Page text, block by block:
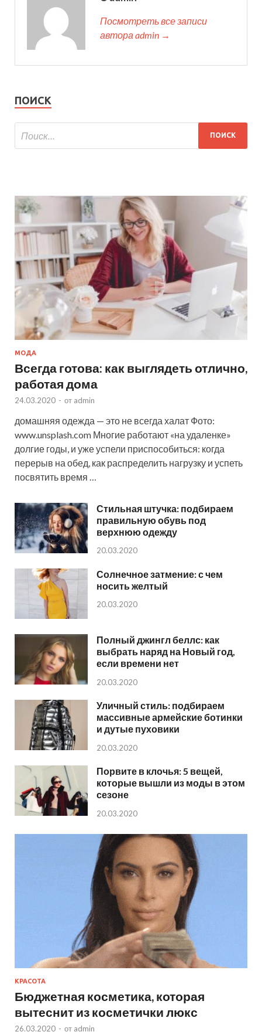
Посмотреть все записи
автора admin →
ПОИСК
МОДА
Всегда готова: как выглядеть отлично,
работая дома
24.03.2020 - от admin
домашняя одежда — это не всегда халат Фото:
www.unsplash.com Многие работают «на удаленке»
долгие годы, и уже успели приспособиться: когда
перерыв на обед, как распределить нагрузку и успеть
посвятить время …
Стильная штучка: подбираем
правильную обувь под
верхнюю одежду
20.03.2020
Солнечное затмение: с чем
носить желтый
20.03.2020
Полный джингл беллс: как
выбрать наряд на Новый год,
если времени нет
20.03.2020
Уличный стиль: подбираем
массивные армейские ботинки
и дутые пуховики
20.03.2020
Порвите в клочья: 5 вещей,
которые вышли из моды в этом
сезоне
20.03.2020
КРАСОТА
Бюджетная косметика, которая
вытеснит из косметички люкс
26.03.2020 - от admin